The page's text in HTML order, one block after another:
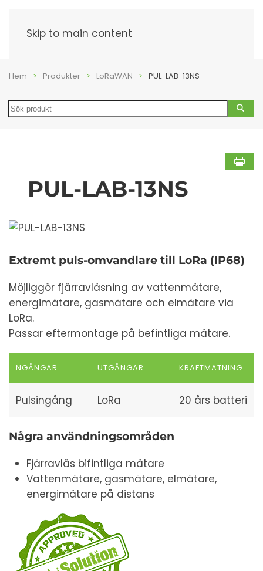
Skip to main content
Hem Produkter LoRaWAN PUL-LAB-13NS
Search
PUL-LAB-13NS
Extremt puls-omvandlare till LoRa (IP68)
Möjliggör fjärravläsning av vattenmätare,
energimätare, gasmätare och elmätare via
LoRa.
Passar eftermontage på befintliga mätare.
NGÅNGAR UTGÅNGAR KRAFTMATNING
Pulsingång LoRa 20 års batteri
Några användningsområden
Fjärravläs bifintliga mätare
Vattenmätare, gasmätare, elmätare,
energimätare på distans